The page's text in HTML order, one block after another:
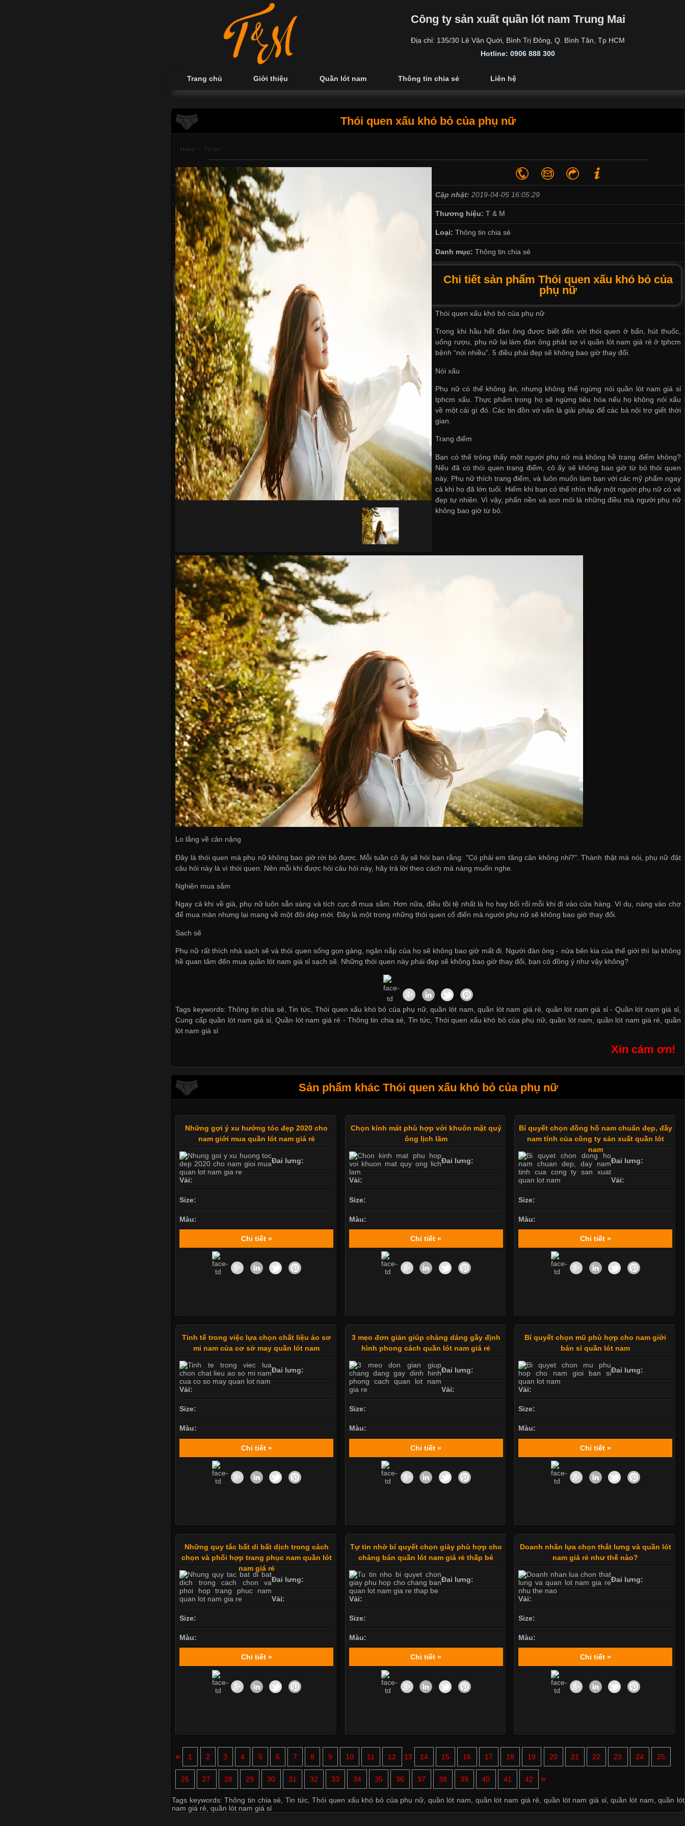
Công ty sản xuất quần lót nam Trung Mai
Địa chỉ: 135/30 Lê Văn Quới, Bình Trị Đông, Q. Bình Tân, Tp HCM
Hotline: 0906 888 300
Trang chủ Giới thiệu Quần lót nam Thông tin chia sẻ Liên hệ
Thói quen xấu khó bỏ của phụ nữ
Home › Tin tức
Cập nhật: 2019-04-05 16:05:29
Thương hiệu:T & M
Loại: Thông tin chia sẻ
Danh mục: Thông tin chia sẻ
Chi tiết sản phẩm Thói quen xấu khó bỏ của
phụ nữ
Thói quen xấu khó bỏ của phụ nữ
Trong khi hầu hết đàn ông được biết đến với thói quen ở bẩn, hút thuốc,
uống rượu, phụ nữ lại làm đàn ông phát sợ vìquần lót nam giá rẻ ở tphcm
bệnh “nói nhiều”. 5 điều phái đẹp sẽ không bao giờ thay đổi.
Nói xấu
Phụ nữ có thể không ăn, nhưng không thể ngừng nóiquần lót nam giá sỉ
tphcm xấu. Thực phẩm trong họ sẽ ngừng tiêu hóa nếu họ không nói xấu
về một cái gì đó. Các tin đồn vớ vẩn là giải pháp để các bà nội trợ giết thời
gian.
Trang điểm
Bạn có thể trông thấy một người phụ nữ mà không hề trang điểm không?
Nếu đã có thói quen trang điểm, cô ấy sẽ không bao giờ từ bỏ thói quen
này. Phụ nữ thích trang điểm, và luôn muốn làm bạn với các mỹ phẩm ngay
cả khi họ đã lớn tuổi. Hiếm khi bạn có thể nhìn thấy một người phụ nữ có vẻ
đẹp tự nhiên. Vì vậy, phấn nền và son môi là những điều mà người phụ nữ
không bao giờ từ bỏ.
Lo lắng về cân nặng
Đây là thói quen mà phụ nữ không bao giờ rời bỏ được. Mỗi tuần cô ấy sẽ hỏi bạn rằng: "Có phải em tăng cân không nhỉ?". Thành thật mà nói, phụ nữ đặt
câu hỏi này là vì thói quen. Nên mỗi khi được hỏi câu hỏi này, hãy trả lời theo cách mà nàng muốn nghe.
Nghiện mua sắm
Ngay cả khi về già, phụ nữ luôn sẵn sàng và tích cực đi mua sắm. Hơn nữa, điều tồi tệ nhất là họ hay bối rối mỗi khi đi vào cửa hàng. Ví dụ, nàng vào chợ
để mua màn nhưng lại mang về một đôi dép mới. Đây là một trong những thói quen cổ điển mà người phụ nữ sẽ không bao giờ thay đổi.
Sạch sẽ
Phụ nữ rất thích nhà sạch sẽ và thói quen sống gọn gàng, ngăn nắp của họ sẽ không bao giờ mất đi. Người đàn ông - nửa bên kia của thế giới thì lại không
hề quan tâm đến mua quần lót nam giá sỉ sạch sẽ. Những thói quen này phái đẹp sẽ không bao giờ thay đổi, bạn có đồng ý như vậy không?
Tags keywords: Thông tin chia sẻ, Tin tức, Thói quen xấu khó bỏ của phụ nữ, quần lót nam, quần lót nam giá rẻ, quần lót nam giá sỉ - Quần lót nam giá sỉ,
Cung cấp quần lót nam giá sỉ,Quần lót nam giá rẻ -Thông tin chia sẻ Tin tức Thói quen xấu khó bỏ của phụ nữ,quần lót nam quần lót nam giá rẻ
quần
lót nam giá sỉ
Xin cám ơn!
Sản phẩm khác Thói quen xấu khó bỏ của phụ nữ
Những gợi ý xu hướng tóc đẹp 2020 cho
nam giới mua quần lót nam giá rẻ
Đai lưng:
Vải:
Size:
Màu:
Chi tiết »
Chọn kính mát phù hợp với khuôn mặt quý
ông lịch lãm
Đai lưng:
Vải:
Size:
Màu:
Chi tiết »
Bí quyết chọn đồng hồ nam chuẩn đẹp, đầy
nam tính của công ty sản xuất quần lót
nam
Đai lưng:
Vải:
Size:
Màu:
Chi tiết »
Tinh tế trong việc lựa chọn chất liệu áo sơ
mi nam của cơ sở may quần lót nam
Đai lưng:
Vải:
Size:
Màu:
Chi tiết »
3 mẹo đơn giản giúp chàng dáng gầy định
hình phong cách quần lót nam giá rẻ
Đai lưng:
Vải:
Size:
Màu:
Chi tiết »
Bí quyết chọn mũ phù hợp cho nam giới
bán sỉ quần lót nam
Đai lưng:
Vải:
Size:
Màu:
Chi tiết »
Những quy tắc bất di bất dịch trong cách
chọn và phối hợp trang phục nam quần lót
nam giá rẻ
Đai lưng:
Vải:
Size:
Màu:
Chi tiết »
Tự tin nhờ bí quyết chọn giày phù hợp cho
chàng bán quần lót nam giá rẻ thấp bé
Đai lưng:
Vải:
Size:
Màu:
Chi tiết »
Doanh nhân lựa chọn thắt lưng và quần lót
nam giá rẻ như thế nào?
Đai lưng:
Vải:
Size:
Màu:
Chi tiết »
« 1 2 3 4 5 6 7 8 9 10 11 12 13 14 15 16 17 18 19 20 21 22 23 24 25
26 27 28 29 30 31 32 33 34 35 36 37 38 39 40 41 42 »
Tags keywords:Thông tin chia sẻ ,Tin tức,Thói quen xấu khó bỏ của phụ nữ quần lót nam quần lót nam giá rẻ ,quần lót nam giá sỉ,quần lót nam ,quần lót
nam giá rẻ quần lót nam giá sỉ
Mẫu quần short quần lót nam nữ hè thu 2017
Thị hiều quần lót nam bơi lội nam và nữ 2017